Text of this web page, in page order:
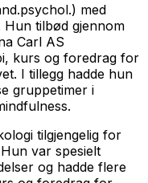
med
Hun tilbød gjennom
Carl AS
kurs og foredrag for
I tillegg hadde hun
gruppetimer i
tilgjengelig for
var spesielt
og hadde flere